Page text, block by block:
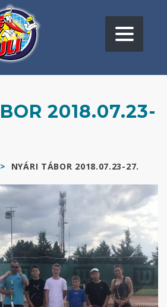
2018.07.23-
> NYÁRI TÁBOR 2018.07.23-27.